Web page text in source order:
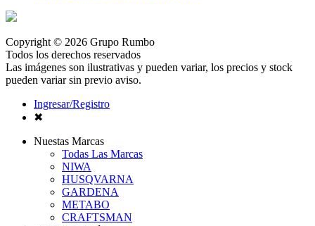
Copyright © 2026 Grupo Rumbo
Todos los derechos reservados
Las imágenes son ilustrativas y pueden variar, los precios y stock
pueden variar sin previo aviso.
Ingresar/Registro
✖
Nuestas Marcas
Todas Las Marcas
NIWA
HUSQVARNA
GARDENA
METABO
CRAFTSMAN